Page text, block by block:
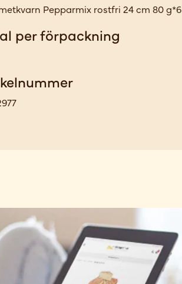
Pepparmix rostfri 24 cm 80 g*6
per förpackning